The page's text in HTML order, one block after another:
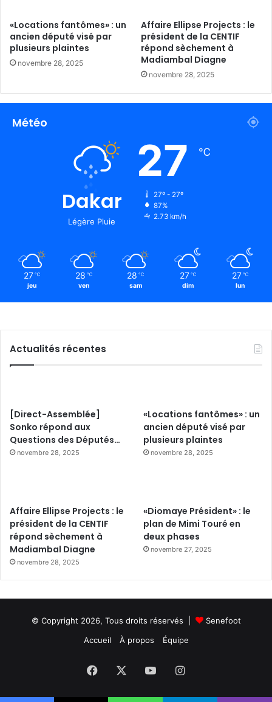
«Locations fantômes» : un
ancien député visé par
plusieurs plaintes
novembre 28, 2025
Affaire Ellipse Projects : le
président de la CENTIF
répond sèchement à
Madiambal Diagne
novembre 28, 2025
Météo
Dakar
Légère Pluie
27 ℃
27º - 27º
87%
2.73 km/h
27 ℃
jeu
28 ℃
ven
28 ℃
sam
27 ℃
dim
27 ℃
lun
Actualités récentes
[Direct-Assemblée]
Sonko répond aux
Questions des Députés…
novembre 28, 2025
«Locations fantômes» : un
ancien député visé par
plusieurs plaintes
novembre 28, 2025
Affaire Ellipse Projects : le
président de la CENTIF
répond sèchement à
Madiambal Diagne
novembre 28, 2025
«Diomaye Président» : le
plan de Mimi Touré en
deux phases
novembre 27, 2025
© Copyright 2026, Tous droits réservés |
Senefoot
Accueil
À propos Équipe
Facebook YouTubeInstagram